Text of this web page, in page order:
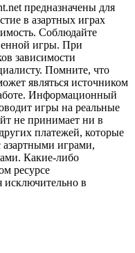
предназначены для
в азартных играх
Соблюдайте
игры. При
зависимости
Помните, что
являться источником
Информационный
игры на реальные
не принимает ни в
платежей, которые
азартными играми,
Какие-либо
ресурсе
исключительно в